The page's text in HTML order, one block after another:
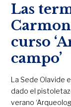
Las
curso
campo’
La Sede Olavide
dado el
verano